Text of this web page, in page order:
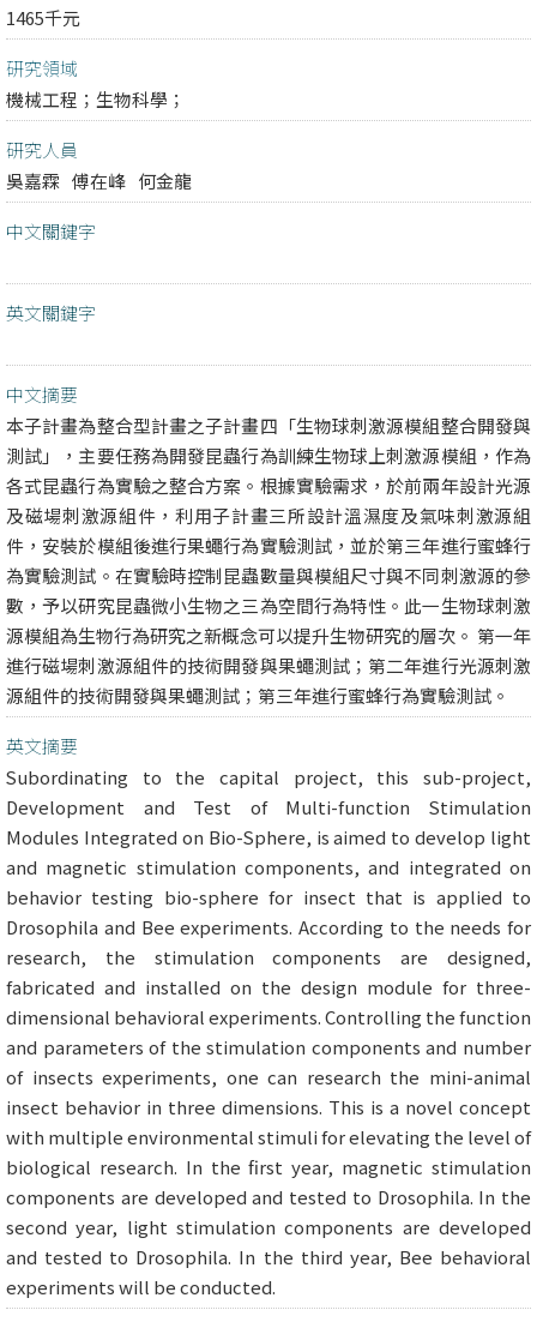
1465千元
研究領域
機械工程； 生物科學；
研究人員
吳嘉霖 傅在峰 何金龍
中文關鍵字
英文關鍵字
中文摘要
本子計畫為整合型計畫之子計畫四「生物球刺激源模組整合開發與
測試」，主要任務為開發昆蟲行為訓練生物球上刺激源模組，作為
各式昆蟲行為實驗之整合方案。根據實驗需求，於前兩年設計光源
及磁場刺激源組件，利用子計畫三所設計溫濕度及氣味刺激源組
件，安裝於模組後進行果蠅行為實驗測試，並於第三年進行蜜蜂行
為實驗測試。在實驗時控制昆蟲數量與模組尺寸與不同刺激源的參
數，予以研究昆蟲微小生物之三為空間行為特性。此一生物球刺激
源模組為生物行為研究之新概念可以提升生物研究的層次。 第一年
進行磁場刺激源組件的技術開發與果蠅測試；第二年進行光源刺激
源組件的技術開發與果蠅測試；第三年進行蜜蜂行為實驗測試。
英文摘要
Subordinating to the capital project, this sub-project,
Development and Test of Multi-function Stimulation
Modules Integrated on Bio-Sphere, is aimed to develop light
and magnetic stimulation components, and integrated on
behavior testing bio-sphere for insect that is applied to
Drosophila and Bee experiments. According to the needs for
research, the stimulation components are designed,
fabricated and installed on the design module for three-
dimensional behavioral experiments. Controlling the function
and parameters of the stimulation components and number
of insects experiments, one can research the mini-animal
insect behavior in three dimensions. This is a novel concept
with multiple environmental stimuli for elevating the level of
biological research. In the first year, magnetic stimulation
components are developed and tested to Drosophila. In the
second year, light stimulation components are developed
and tested to Drosophila. In the third year, Bee behavioral
experiments will be conducted.